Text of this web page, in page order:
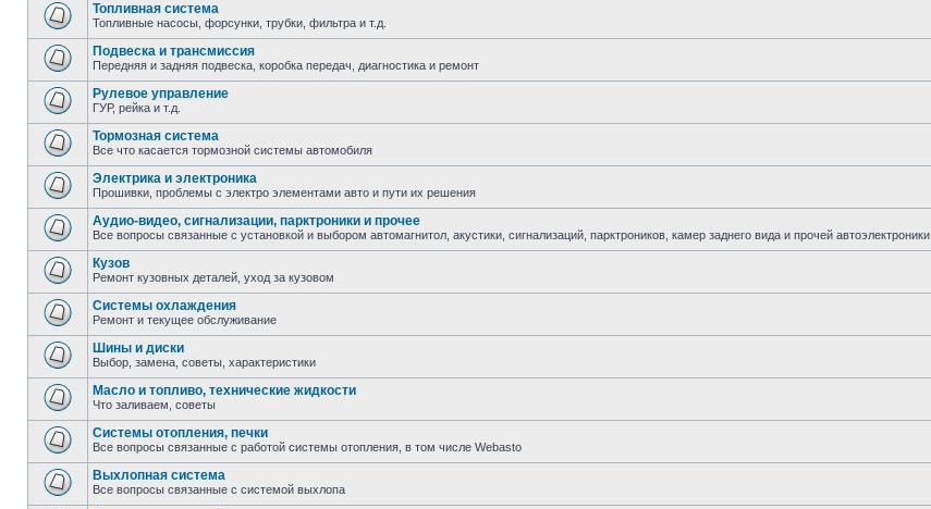
Топливная система
Топливные насосы, форсунки, трубки, фильтра и т.д.
Подвеска и трансмиссия
Передняя и задняя подвеска, коробка передач, диагностика и ремонт
Рулевое управление
ГУР, рейка и т.д.
Тормозная система
Все что касается тормозной системы автомобиля
Электрика и электроника
Прошивки, проблемы с электро элементами авто и пути их решения
Аудио-видео, сигнализации, парктроники и прочее
Все вопросы связанные с установкой и выбором автомагнитол, акустики, сигнализаций, парктроников, камер заднего вида и прочей автоэлектроники
Кузов
Ремонт кузовных деталей, уход за кузовом
Системы охлаждения
Ремонт и текущее обслуживание
Шины и диски
Выбор, замена, советы, характеристики
Масло и топливо, технические жидкости
Что заливаем, советы
Системы отопления, печки
Все вопросы связанные с работой системы отопления, в том числе Webasto
Выхлопная система
Все вопросы связанные с системой выхлопа